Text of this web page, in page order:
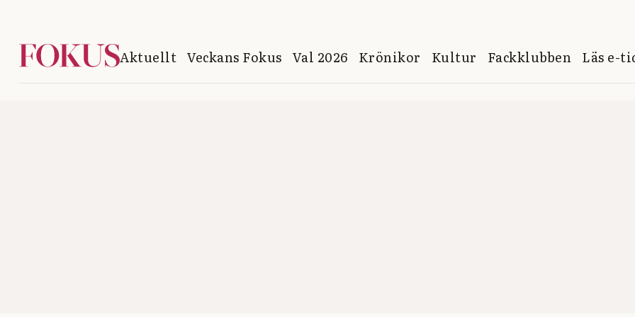
Aktuellt Veckans Fokus Val 2026 Krönikor Kultur Fackklubben Läs e-